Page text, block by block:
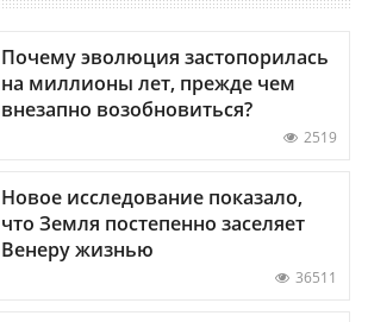
Почему эволюция застопорилась
на миллионы лет, прежде чем
внезапно возобновиться?
2519
Новое исследование показало,
что Земля постепенно заселяет
Венеру жизнью
36511